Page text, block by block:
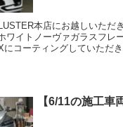
本店にお越しいただ
ワイトノーヴァガラスフレ
にコーティングしていただ
【6/11の施工車